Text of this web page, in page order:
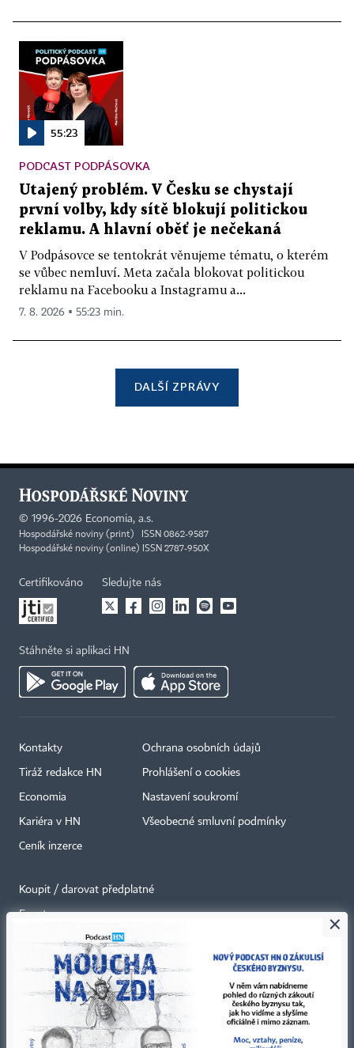
55:23
PODCAST PODPÁSOVKA
Utajený problém. V Česku se chystají
první volby, kdy sítě blokují politickou
reklamu. A hlavní oběť je nečekaná
V Podpásovce se tentokrát věnujeme tématu, o kterém
se vůbec nemluví. Meta začala blokovat politickou
reklamu na Facebooku a Instagramu a...
7. 8. 2026 ▪ 55:23 min.
DALŠÍ ZPRÁVY
© 1996-2026 Economia, a.s.
Hospodářské noviny (print) ISSN 0862-9587
Hospodářské noviny (online) ISSN 2787-950X
Certifikováno Sledujte nás
Stáhněte si aplikaci HN
Kontakty
Tiráž redakce HN
Economia
Kariéra v HN
Ceník inzerce
Ochrana osobních údajů
Prohlášení o cookies
Nastavení soukromí
Všeobecné smluvní podmínky
Koupit / darovat předplatné
Eventy
Newslettery
RSS kanály
Autorská práva vykonává vydavatel. Bez písemného svolení vydavatele je
zakázáno jakékoli užití částí nebo celku díla, zejména rozmnožování a šíření
×